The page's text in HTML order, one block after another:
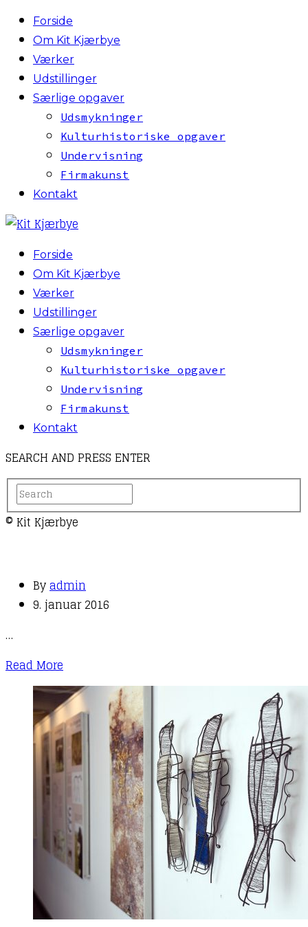
Forside
Om Kit Kjærbye
Værker
Udstillinger
Særlige opgaver
Udsmykninger
Kulturhistoriske opgaver
Undervisning
Firmakunst
Kontakt
Forside
Om Kit Kjærbye
Værker
Udstillinger
Særlige opgaver
Udsmykninger
Kulturhistoriske opgaver
Undervisning
Firmakunst
Kontakt
SEARCH AND PRESS ENTER
© Kit Kjærbye
Byadmin
9. januar 2016
…
Read More